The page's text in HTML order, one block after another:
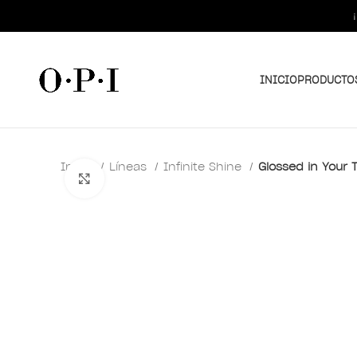
INICIO
Inicio Líneas Infinite Shine Glossed in Your